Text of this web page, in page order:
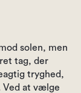
solen, men
tag, der
tryghed,
Ved at vælge